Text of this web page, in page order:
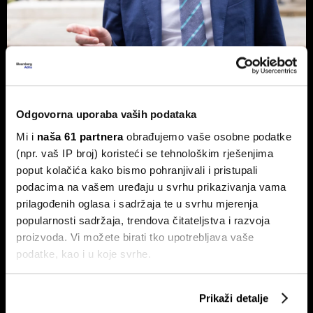
Odgovorna uporaba vaših podataka
Mi i naša 61 partneraobrađujemo vaše osobne podatke
(npr. vaš IP broj) koristeći se tehnološkim rješenjima
poput kolačića kako bismo pohranjivali i pristupali
podacima na vašem uređaju u svrhu prikazivanja vama
prilagođenih oglasa i sadržaja te u svrhu mjerenja
popularnosti sadržaja, trendova čitateljstva i razvoja
proizvoda. Vi možete birati tko upotrebljava vaše
podatke, kao i u koje svrhe.
Prikupljati podatke o vašoj geografskoj lokaciji,
Prikaži detalje
Novog britanskog premijera čeka
prazna blagajna - Burnham planira
nacionalizaciju
najizglednijeg nasljednika otvorili su ozbiljna pitanja o
budućnosti ekonomske politike UK-a.
Hoće li Trump završiti rat prije
nego što mu završi mandat?